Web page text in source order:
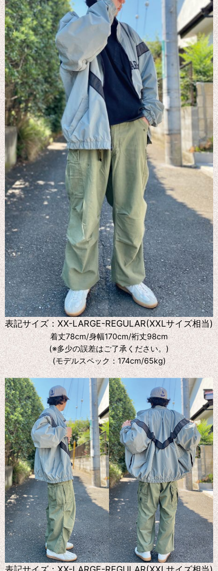
表記サイズ：XX-LARGE-REGULAR(XXLサイズ相当)
着丈78cm/身幅170cm/裄丈98cm
(※多少の誤差はご了承ください。)
(モデルスペック：174cm/65kg)